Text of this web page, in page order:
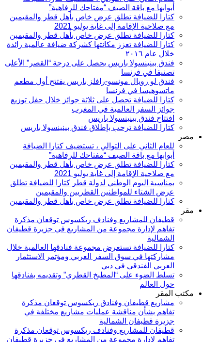
أبوابها مع باقة الصيف “مفتاحك للرفاهية”
كتارا للضيافة تطلق عرض خاص بأهل قطر والمقيمين
مع صلاحية الإقامة إلى غاية يوليو 2021
كتارا للضيافة تطلق عرض خاص بأهل قطر والمقيمين
كتارا للضيافة تعزز مكانتها كشركة ضيافة عالمية رائدة
خلال عام ۲۰١٦
فندق بينينسولا باريس يحصل على درجة “القصر” الأعلى
تصنيفا في فرنسا
فندق لو رويال مونسو-رافلز باريس يفتتح أول مطعم
ماتسوهيسا في فرنسا
كتارا للضيافة تحصل على ثلاثة جوائز خلال حفل توزيع
جوائز السفر العالمية في المغرب
افتتاح فندق بينينسولا باريس
كتارا للضيافة ترحب بإطلاق فندق بينينسولا باريس
مصر
للعام الثاني على التوالي ، تستضيف كتارا الضيافة
أبوابها مع باقة الصيف “مفتاحك للرفاهية”
كتارا للضيافة تطلق عرض خاص بأهل قطر والمقيمين
مع صلاحية الإقامة إلى غاية يوليو 2021
بمناسبة اليوم الوطني لدولة قطر كتارا للضيافة تطلق
عرض الشتاء للمواطنين القطريين والمقيمين
كتارا للضيافة تطلق عرض خاص بأهل قطر والمقيمين
مقر
قطيفان للمشاريع وفنادف ريكسوس توقعان مذكرة
تفاهم لإدارة مجموعة من المشاريع في جزيرة قطيفان
الشمالية
كتارا للضيافة تستعرض مجموعة فنادقها العالمية خلال
مشاركتها في سوق السفر العربي ومؤتمر الاستثمار
العربي الفندقي في دبي
تسلط الضوء على “المطبخ القطري” وتقديمه بفنادقها
حول العالم
مكتب المقر
مشاريع قطيفان وفنادق ريكسوس توقعان مذكرة
تفاهم بشأن مناقشة عمليات مشاريع مختلفة في
جزيرة قطيفان الشمالية
قطيفان للمشاريع وفنادف ريكسوس توقعان مذكرة
تفاهم لإدارة مجموعة من المشاريع في جزيرة قطيفان